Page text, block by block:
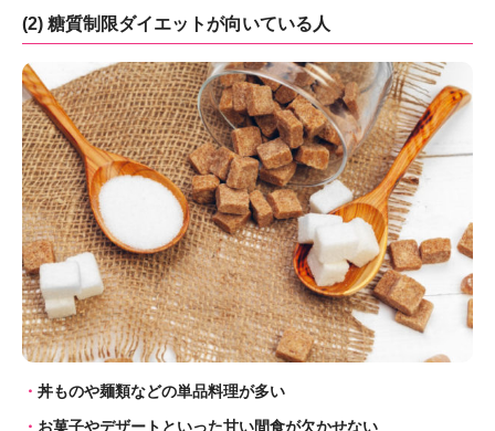
(2) 糖質制限ダイエットが向いている人
丼ものや麺類などの単品料理が多い
お菓子やデザートといった甘い間食が欠かせない